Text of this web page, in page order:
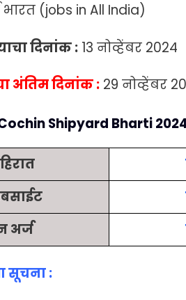
(jobs in All India)
दिनांक : 13 नोव्हेंबर 2024
अंतिम दिनांक : 29 नोव्हेंबर
Shipyard Bharti
अर्ज
सूचना :